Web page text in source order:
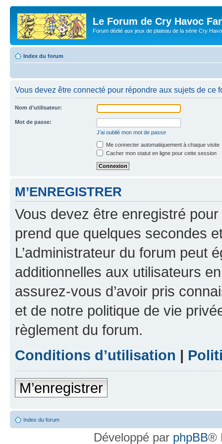
Le Forum de Cry Havoc
Forum dédié aux jeux de plateau de la série Cry
Index du forum
Vous devez être connecté pour répondre aux sujets de ce
Nom d’utilisateur:
Mot de passe:
J’ai oublié mon mot de passe
Me connecter automatiquement à chaque visite
Cacher mon statut en ligne pour cette session
M’ENREGISTRER
Vous devez être enregistré
prend que quelques secondes
L’administrateur du forum peut
additionnelles aux utilisateurs
assurez-vous d’avoir pris
et de notre politique de vie
règlement du forum.
Conditions d’utilisation |
M’enregistrer
Index du forum
Développé par phpBB®